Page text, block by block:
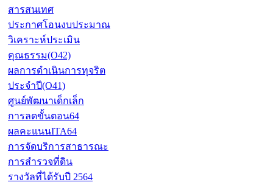
สารสนเทศ
ประกาศโอนงบประมาณ
วิเคราะห์ประเมิน
คุณธรรม(O42)
ผลการดำเนินการทุจริต
ประจำปี(O41)
ศูนย์พัฒนาเด็กเล็ก
การลดขั้นตอน64
ผลคะแนนITA64
การจัดบริการสาธารณะ
การสำรวจที่ดิน
รางวัลที่ได้รับปี 2564